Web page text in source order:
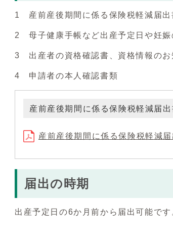
1 産前産後期間に係る保険税軽減届出
2 母子健康手帳など出産予定日や妊娠
3 出産者の資格確認書、資格情報のお
4 申請者の本人確認書類
産前産後期間に係る保険税軽減届出
産前産後期間に係る保険税軽減
届出の時期
出産予定日の6か月前から届出可能です